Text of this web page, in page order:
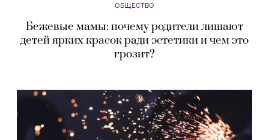
ОБЩЕСТВО
Бежевые мамы: почему родители лишают
детей ярких красок ради эстетики и чем это
грозит?